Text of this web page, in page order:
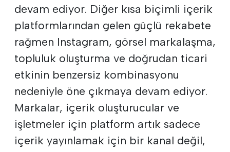
devam ediyor. Diğer kısa biçimli içerik
platformlarından gelen güçlü rekabete
rağmen Instagram, görsel markalaşma,
topluluk oluşturma ve doğrudan ticari
etkinin benzersiz kombinasyonu
nedeniyle öne çıkmaya devam ediyor.
Markalar, içerik oluşturucular ve
işletmeler için platform artık sadece
içerik yayınlamak için bir kanal değil,